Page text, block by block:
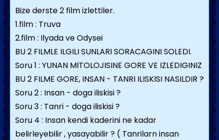
Bize derste 2 film izlettiler.
1.film : Truva
2.film : Ilyada ve Odysei
BU 2 FILMLE ILGILI SUNLARI SORACAGINI SOLEDI.
Soru 1 : YUNAN MITOLOJISINE GORE VE IZLEDIGINIZ
BU 2 FILME GORE, INSAN - TANRI ILISKISI NASILDIR ?
Soru 2 : Insan - doga iliskisi ?
Soru 3 : Tanri - doga iliskisi ?
Soru 4 : Insan kendi kaderini ne kadar
belirleyebilir , yasayabilir ? ( Tanrilarn insan